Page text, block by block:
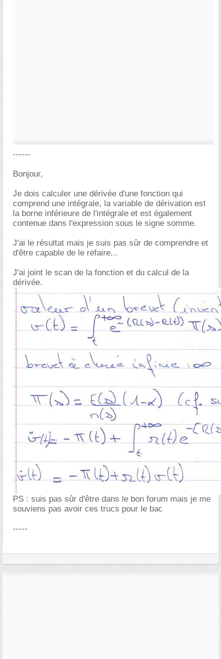
------
Bonjour,
Je dois calculer une dérivée d'une fonction qui
comprend une intégrale, la variable de dérivation est
la borne inférieure de l'intégrale et est également
contenue dans l'expression sous le signe somme.
J'ai le résultat mais je suis pas sûr de comprendre et
d'être capable de le refaire...
J'ai joint le scan de la fonction et du calcul de la
dérivée.
PS : suis pas sûr d'être dans le bon forum mais je me
souviens pas avoir ces trucs pour le bac
-----